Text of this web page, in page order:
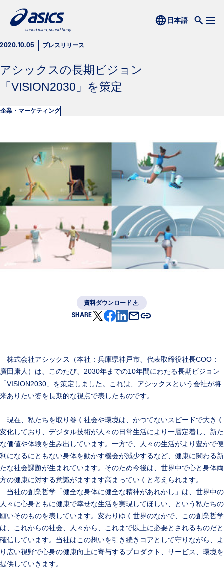
2020.10.05 プレスリリース
アシックスの長期ビジョン
「VISION2030」を策定
企業・マーケティング
資料ダウンロード
SHARE
株式会社アシックス（本社：兵庫県神戸市、代表取締役社長COO：
廣田康人）は、このたび、2030年までの10年間にわたる長期ビジョン
「VISION2030」を策定しました。これは、アシックスという会社が将
来ありたい姿を長期的な視点で表したものです。
現在、私たちを取り巻く社会や環境は、かつてないスピードで大きく
変化しており、デジタル技術が人々の日常生活により一層定着し、新た
な価値や体験を生み出しています。一方で、人々の生活がより豊かで便
利になるにともない身体を動かす機会が減少するなど、健康に関わる新
たな社会課題が生まれています。そのため今後は、世界中で心と身体両
方の健康に対する意識がますます高まっていくと考えられます。
当社の創業哲学「健全な身体に健全な精神があれかし」は、世界中の
人々に心身ともに健康で幸せな生活を実現してほしい、という私たちの
願いそのものを表しています。変わりゆく世界のなかで、この創業哲学
は、これからの社会、人々から、これまで以上に必要とされるものだと
確信しています。当社はこの想いを引き続きコアとして守りながら、よ
り広い視野で心身の健康向上に寄与するプロダクト、サービス、環境を
提供していきます。